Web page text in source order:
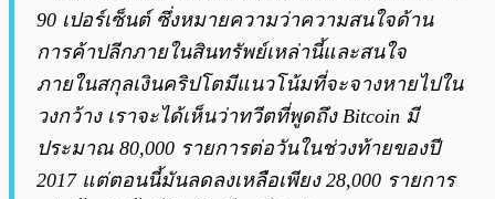
90 เปอร์เซ็นต์ ซึ่งหมายความว่าความสนใจด้าน
การค้าปลีกภายในสินทรัพย์เหล่านี้และสนใจ
ภายในสกุลเงินคริปโตมีแนวโน้มที่จะจางหายไปใน
วงกว้าง เราจะได้เห็นว่าทวีตที่พูดถึง Bitcoin มี
ประมาณ 80,000 รายการต่อวันในช่วงท้ายของปี
2017 แต่ตอนนี้มันลดลงเหลือเพียง 28,000 รายการ